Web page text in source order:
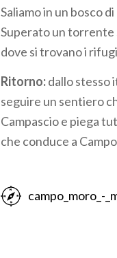
Saliamo in un bosco
Superato un torrente
dove si trovano i
Ritorno:dallo stesso
seguire un sentiero
Campascio e piega
che conduce a
campo_moro_-